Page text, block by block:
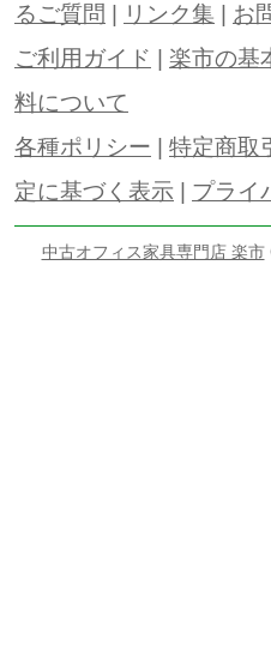
るご質問
リンク集 お
ご利用ガイド
楽市の基
料について
各種ポリシー
特定商取
定に基づく表示
プライ
中古オフィス家具専門店 楽市